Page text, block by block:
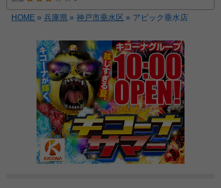
HOME » 兵庫県 » 神戸市垂水区 » アビック垂水店